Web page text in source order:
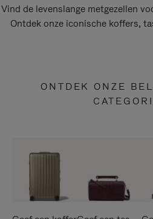
Vind de levenslange metgezellen
Ontdek onze iconische koffers,
ONTDEK ONZE